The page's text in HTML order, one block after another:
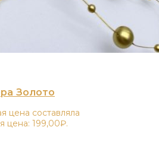
Золото
цена составляла
цена: 199,00₽.